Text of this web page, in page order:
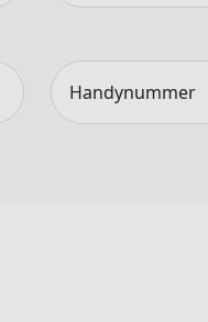
Handynummer